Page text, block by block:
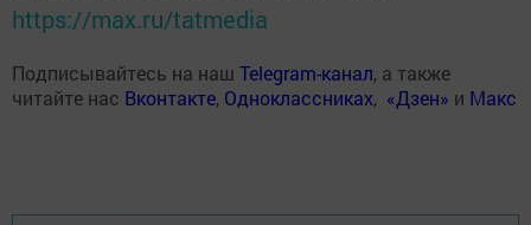
https://max.ru/tatmedia
Подписывайтесь на наш Telegram-канал, а также
читайте нас Вконтакте, Одноклассниках, «Дзен» и Макс